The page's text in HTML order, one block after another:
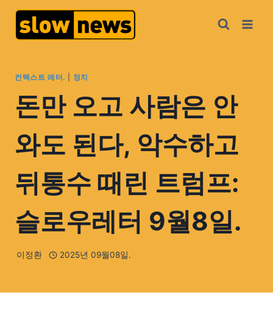
컨텍스트 레터. 정치
돈만 오고 사람은 안
와도 된다, 악수하고
뒤통수 때린 트럼프:
슬로우레터 9월8일.
이정환 2025년 09월08일.